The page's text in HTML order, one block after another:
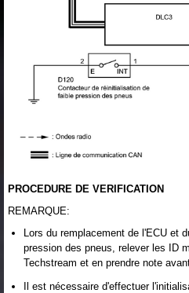
PROCEDURE DE VERIFICATION
REMARQUE:
Lors du remplacement de l'ECU et
pression des pneus, relever les ID
Techstream et en prendre note
Il est nécessaire d'effectuer